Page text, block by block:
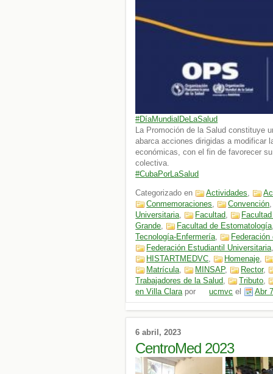
#DíaMundialDeLaSalud
La Promoción de la Salud constituye
abarca acciones dirigidas a modificar
económicas, con el fin de favorecer
colectiva.
#CubaPorLaSalud
Categorizado en Actividades,
Conmemoraciones, Convención
Universitaria, Facultad,
Grande, Facultad de Estomatología
Tecnología-Enfermería,
Federación Estudiantil Universitaria
HISTARTMEDVC, Homenaje,
Matrícula, MINSAP, Rector,
Trabajadores de la Salud, Tributo,
en Villa Clarapor ucmvc el Abr
6 abril, 2023
CentroMed 2023